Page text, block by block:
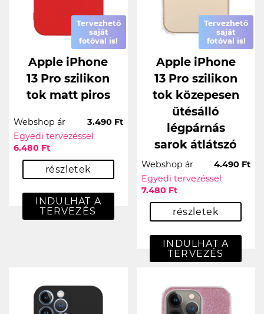
Tervezhető
saját
fotóval is!
Apple iPhone
13 Pro szilikon
tok matt piros
Webshop ár
3.490 Ft
Egyedi tervezéssel
6.480 Ft
részletek
INDULHAT A
TERVEZÉS
Tervezhető
saját
fotóval is!
Apple iPhone
13 Pro szilikon
tok közepesen
ütésálló
légpárnás
sarok átlátszó
Webshop ár
4.490 Ft
Egyedi tervezéssel
7.480 Ft
részletek
INDULHAT A
TERVEZÉS